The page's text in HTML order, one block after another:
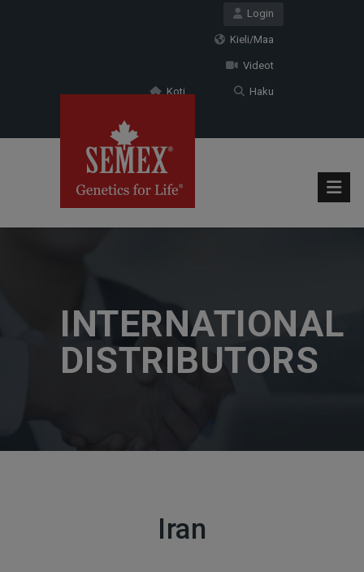
Login
Kieli/Maa
Videot
Haku
Koti
INTERNATIONAL
DISTRIBUTORS
Iran